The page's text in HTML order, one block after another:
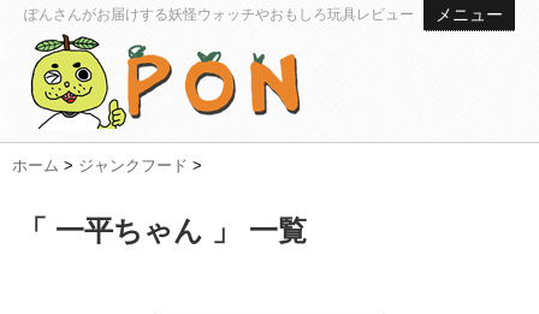
メニュー
ぽんさんがお届けする妖怪ウォッチやおもしろ玩具レビュー
ホーム > ジャンクフード >
「 一平ちゃん 」 一覧